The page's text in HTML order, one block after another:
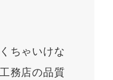
ちゃいけな
務店の品質